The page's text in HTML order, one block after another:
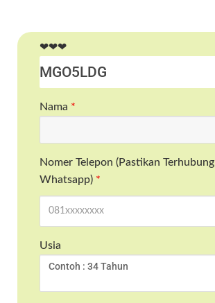
❤❤❤
Nama *
Nomer Telepon (Pastikan Terhubung
Whatsapp) *
Usia